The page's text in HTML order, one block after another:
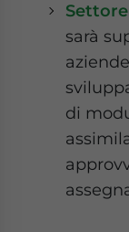
sarà
di